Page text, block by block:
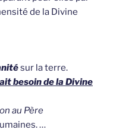
de la Divine
sur la terre.
besoin de la Divine
au Père
…